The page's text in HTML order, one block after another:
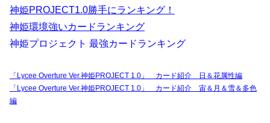
神姫PROJECT1.0勝手にランキング！
神姫環境強いカードランキング
神姫プロジェクト 最強カードランキング
「Lycee Overture Ver.神姫PROJECT 1.0」 カード紹介 日＆花属性編
「Lycee Overture Ver.神姫PROJECT 1.0」 カード紹介 宙＆月＆雪＆多色
編